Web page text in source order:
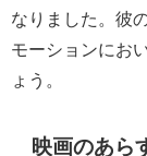
なりました。彼
モーションにお
ょう。
映画のあら